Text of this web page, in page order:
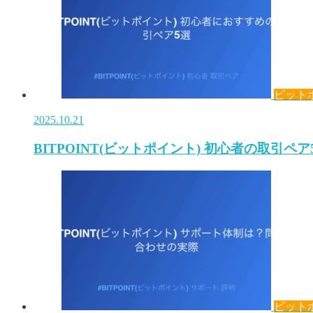
ビット
2025.10.21
BITPOINT(ビットポイント) 初心者の取引ペア
ビット